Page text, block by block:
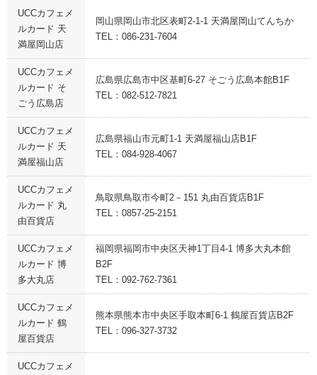
UCCカフェメ
ルカード 天
満屋岡山店
岡山県岡山市北区表町2-1-1 天満屋岡山てんちか
TEL：086-231-7604
UCCカフェメ
ルカード そ
ごう広島店
広島県広島市中区基町6-27 そごう広島本館B1F
TEL：082-512-7821
UCCカフェメ
ルカード 天
満屋福山店
広島県福山市元町1-1 天満屋福山店B1F
TEL：084-928-4067
UCCカフェメ
ルカード 丸
由百貨店
鳥取県鳥取市今町2－151 丸由百貨店B1F
TEL：0857-25-2151
UCCカフェメ
ルカード 博
多大丸店
福岡県福岡市中央区天神1丁目4-1 博多大丸本館
B2F
TEL：092-762-7361
UCCカフェメ
ルカード 鶴
屋百貨店
熊本県熊本市中央区手取本町6-1 鶴屋百貨店B2F
TEL：096-327-3732
UCCカフェメ